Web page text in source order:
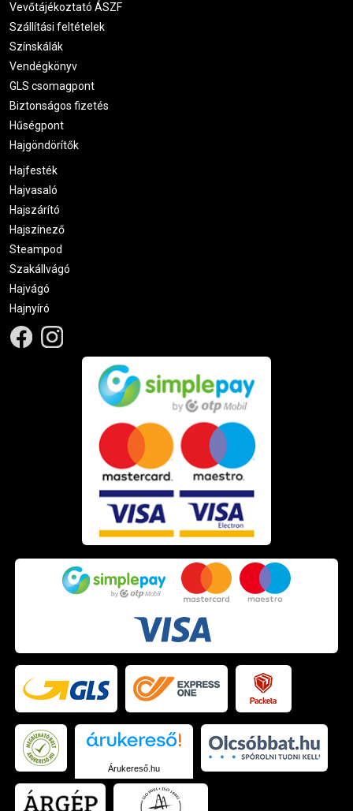
Vevőtájékoztató ÁSZF
Szállítási feltételek
Színskálák
Vendégkönyv
GLS csomagpont
Biztonságos fizetés
Hűségpont
Hajgöndörítők
Hajfesték
Hajvasaló
Hajszárító
Hajszínező
Steampod
Szakállvágó
Hajvágó
Hajnyíró
Árukereső.hu